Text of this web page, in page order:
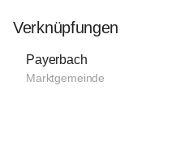
Verknüpfungen
Payerbach
Marktgemeinde